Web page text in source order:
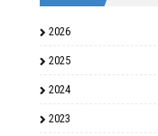
2026
2025
2024
2023